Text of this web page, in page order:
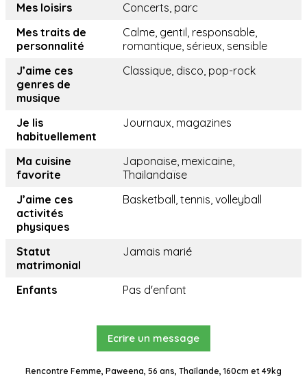
Mes loisirs
Concerts, parc
Mes traits de
personnalité
Calme, gentil, responsable,
romantique, sérieux, sensible
J’aime ces
genres de
musique
Classique, disco, pop-rock
Je lis
habituellement
Journaux, magazines
Ma cuisine
favorite
Japonaise, mexicaine,
Thailandaïse
J’aime ces
activités
physiques
Basketball, tennis, volleyball
Statut
matrimonial
Jamais marié
Enfants Pas d'enfant
Ecrire un message
Rencontre Femme, Paweena, 56 ans, Thaïlande, 160cm et 49kg